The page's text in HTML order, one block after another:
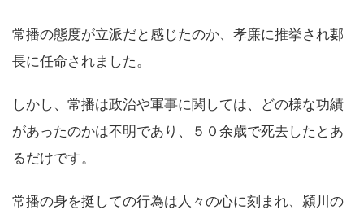
常播の態度が立派だと感じたのか、孝廉に推挙され郪
長に任命されました。
しかし、常播は政治や軍事に関しては、どの様な功績
があったのかは不明であり、５０余歳で死去したとあ
るだけです。
常播の身を挺しての行為は人々の心に刻まれ、潁川の